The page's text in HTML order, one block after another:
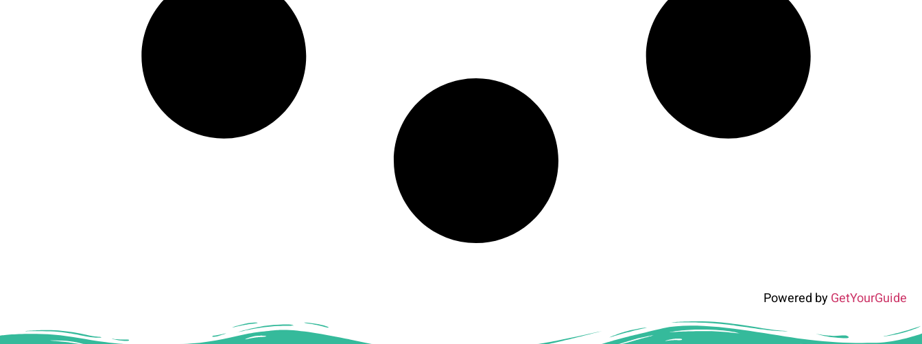
Powered byGetYourGuide